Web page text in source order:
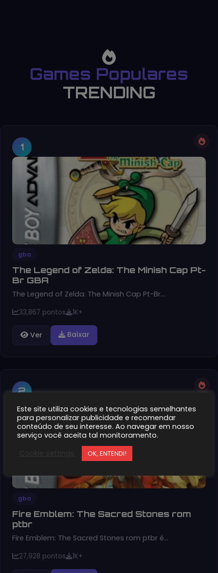
Games Populares
TRENDING
1
gba
The Legend of Zelda: The Minish Cap Pt-
Br GBA
The Legend of Zelda: The Minish Cap Pt-Br…
33,867 pontos 1K+
Ver Baixar
2
gba
Fire Emblem: The Sacred Stones rom
ptbr
Fire Emblem: The Sacred Stones rom ptbr é…
27,928 pontos 1K+
Este site utiliza cookies e tecnologias semelhantes
para personalizar publicidade e recomendar
conteúdo de seu interesse. Ao navegar em nosso
serviço você aceita tal monitoramento.
OK, ENTENDI!